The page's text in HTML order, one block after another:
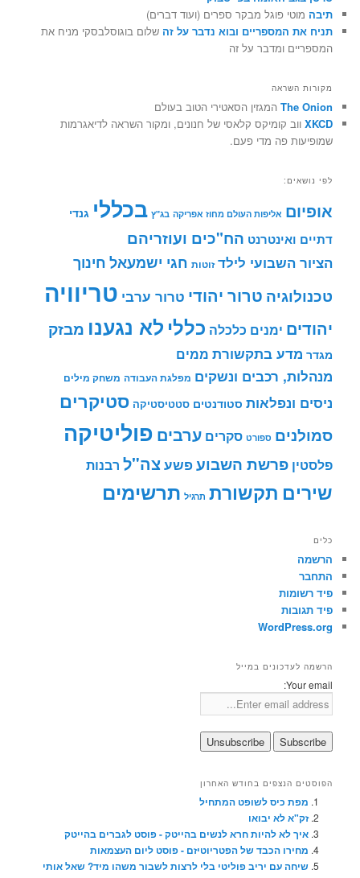
תיבה מוטי פוגל מבקר ספרים (ועוד דברים)
תניח את המספריים ובוא נדבר על זה שלום בוגוסלבסקי מניח את
המספריים ומדבר על זה
מקורות השראה
The Onion המגזין הסאטירי הטוב בעולם
XKCD ווב קומיקס קלאסי של חנונים, ומקור השראה לדיאגרמות
שמופיעות פה מדי פעם.
לפי נושאים:
אופיום אליפות העולם מחוז אפריקה בג"ץ בכללי גנדי
דתיים ואינטרנט הח"כים ועוזריהם
הציור השבועי לילד זוטות חגי ישמעאל חינוך
טכנולוגיה טרור יהודי טרור ערבי טריוויה
יהודים ימנים כלכלה כללי לא נגענו מבזק
מגדר מדע בתקשורת ממים
מנהלות, רכבים ונשקים מפלגת העבודה משחק מילים
ניסים ונפלאות סטודנטים סטטיסטיקה סטיקרים
סמולנים ספורט סקרים ערבים פוליטיקה
פלסטין פרשת השבועפשעצה"ל רבנות
שירים תקשורת תרגיל תרשימים
כלים
הרשמה
התחבר
פיד רשומות
פיד תגובות
WordPress.org
הרשמה לעדכונים במייל
Your email:
הפוסטים הנצפים בחודש האחרון
מפת כיס לשופט המתחיל
זק"א לא יבואו
איך לא להיות חרא לנשים בהייטק - פוסט לגברים בהייטק
מחירו הכבד של הפטריוטיזם - פוסט ליום העצמאות
שיחה עם יריב פוליטי בלי לרצות לשבור משהו מיד? שאל אותי